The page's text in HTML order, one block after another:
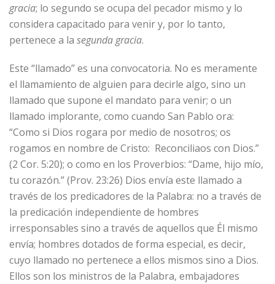
gracia; lo segundo se ocupa del pecador mismo y lo
considera capacitado para venir y, por lo tanto,
pertenece a la segunda gracia.
Este “llamado” es una convocatoria. No es meramente
el llamamiento de alguien para decirle algo, sino un
llamado que supone el mandato para venir; o un
llamado implorante, como cuando San Pablo ora:
“Como si Dios rogara por medio de nosotros; os
rogamos en nombre de Cristo: Reconciliaos con Dios.”
(2 Cor. 5:20); o como en los Proverbios: “Dame, hijo mío,
tu corazón.” (Prov. 23:26) Dios envía este llamado a
través de los predicadores de la Palabra: no a través de
la predicación independiente de hombres
irresponsables sino a través de aquellos que Él mismo
envía; hombres dotados de forma especial, es decir,
cuyo llamado no pertenece a ellos mismos sino a Dios.
Ellos son los ministros de la Palabra, embajadores